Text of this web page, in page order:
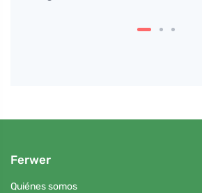
Ferwer
Quiénes somos